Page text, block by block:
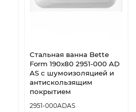
Стальная ванна Bette
Form 190x80 2951-000 AD
AS с шумоизоляцией и
антискользящим
покрытием
2951-000ADAS